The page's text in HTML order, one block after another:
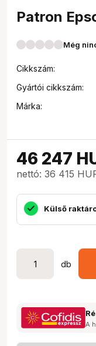
Patron
Még
Cikkszám:
Gyártói cikkszám:
Márka:
46 247
nettó: 36 415
Külső
db
A